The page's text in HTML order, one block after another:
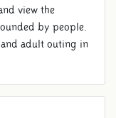
view the
by people.
and adult outing in